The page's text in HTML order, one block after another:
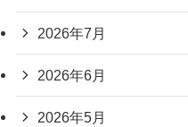
2026年7月
2026年6月
2026年5月